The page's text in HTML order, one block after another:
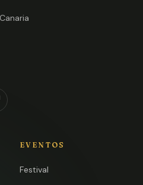
EVENTOS
Festival